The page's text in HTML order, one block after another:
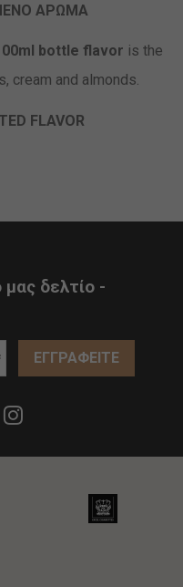
ΑΡΩΜΑ
bottle flavor is the
cream and almonds.
FLAVOR
δελτίο -